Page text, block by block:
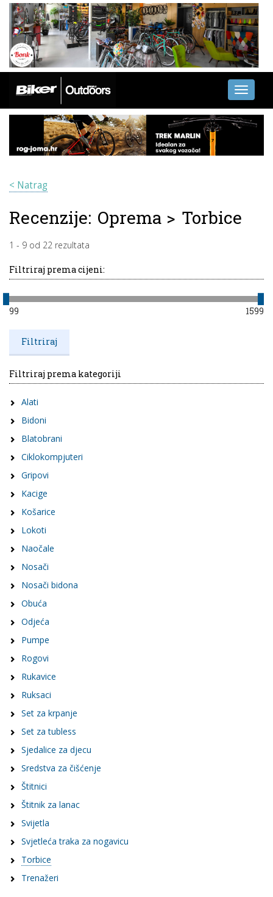
Toggle
< Natrag
Recenzije: Oprema > Torbice
1 - 9 od 22 rezultata
Filtriraj prema cijeni:
99 1599
Filtriraj prema kategoriji
Alati
Bidoni
Blatobrani
Ciklokompjuteri
Gripovi
Kacige
Košarice
Lokoti
Naočale
Nosači
Nosači bidona
Obuća
Odjeća
Pumpe
Rogovi
Rukavice
Ruksaci
Set za krpanje
Set za tubless
Sjedalice za djecu
Sredstva za čišćenje
Štitnici
Štitnik za lanac
Svijetla
Svjetleća traka za nogavicu
Torbice
Trenažeri